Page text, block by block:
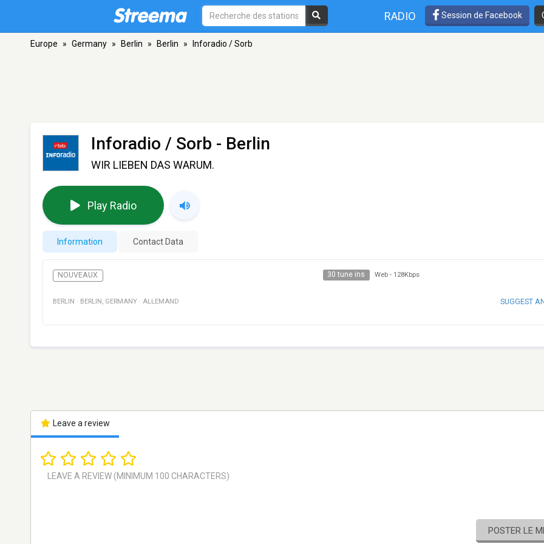
RADIO Session de Facebook
Europe » Germany » Berlin » Berlin » Inforadio / Sorb
Inforadio / Sorb - Berlin
WIR LIEBEN DAS WARUM.
Play Radio
Information Contact Data
NOUVEAUX 30 tune ins Web - 128Kbps
BERLIN · BERLIN , GERMANY · ALLEMAND SUGGEST
Leave a review
POSTER LE